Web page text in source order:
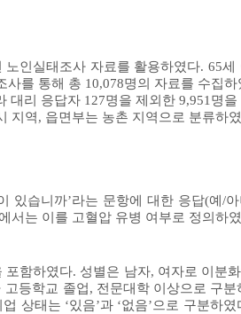
인실태조사 자료를 활용하였다. 65
를 통해 총 10,078명의 자료를 수집
대리 응답자 127명을 제외한 9,951명
지역, 읍면부는 농촌 지역으로 분류하
있습니까’라는 문항에 대한 응답(예/
서는 이를 고혈압 유병 여부로 정의하
함하였다. 성별은 남자, 여자로 이분
등학교 졸업, 전문대학 이상으로 구분
상태는 ‘있음’과 ‘없음’으로 구분하